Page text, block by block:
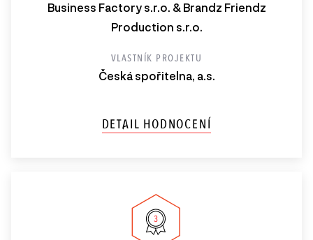
Business Factory s.r.o. & Brandz Friendz
Production s.r.o.
VLASTNÍK PROJEKTU
Česká spořitelna, a.s.
DETAIL HODNOCENÍ